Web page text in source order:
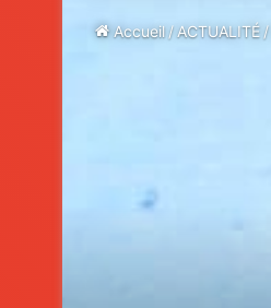
Accueil/ACTUALITÉ /